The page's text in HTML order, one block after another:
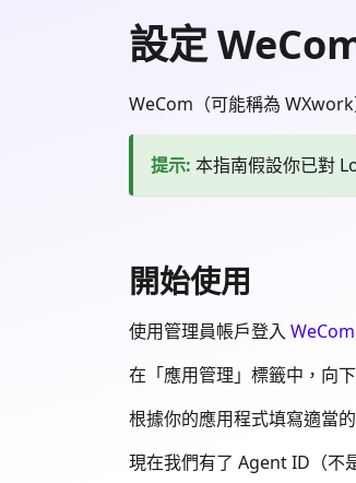
設定
WeCom（可能稱為
提示: 本指南假設你已對
開始使用
使用管理員帳戶登入
在「應用管理」標籤中，向
根據你的應用程式填寫適當
現在我們有了 Agent ID（不